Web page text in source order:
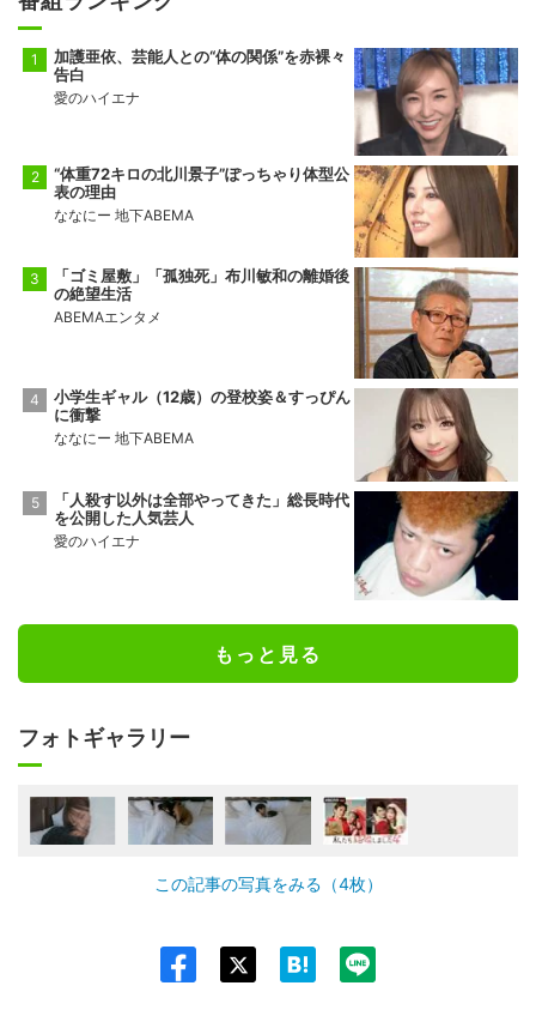
加護亜依、芸能人との“体の関係”を赤裸々
告白
愛のハイエナ
“体重72キロの北川景子”ぽっちゃり体型公
表の理由
ななにー 地下ABEMA
「ゴミ屋敷」「孤独死」布川敏和の離婚後
の絶望生活
ABEMAエンタメ
小学生ギャル（12歳）の登校姿＆すっぴん
に衝撃
ななにー 地下ABEMA
「人殺す以外は全部やってきた」総長時代
を公開した人気芸人
愛のハイエナ
もっと見る
フォトギャラリー
この記事の写真をみる（4枚）